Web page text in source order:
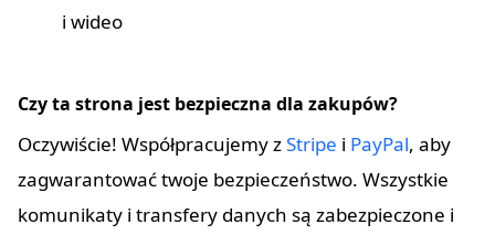
i wideo
Czy ta strona jest bezpieczna dla zakupów?
Oczywiście! Współpracujemy zStripe i PayPal, aby
zagwarantować twoje bezpieczeństwo. Wszystkie
komunikaty i transfery danych są zabezpieczone i